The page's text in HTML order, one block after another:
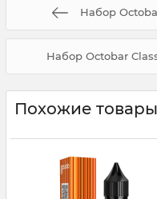
Набор
Набор Octobar
Похожие товары